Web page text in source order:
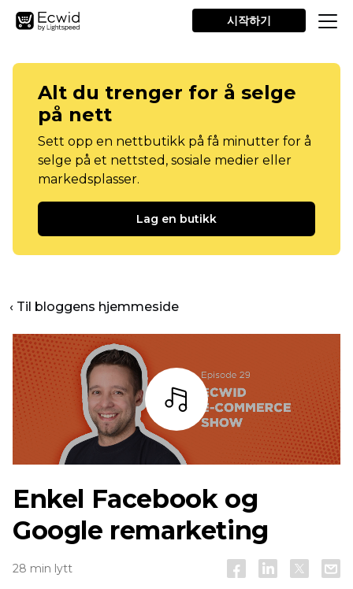
시작하기
Alt du trenger for å selge
på nett
Sett opp en nettbutikk på få minutter for å
selge på et nettsted, sosiale medier eller
markedsplasser.
Lag en butikk
‹ Til bloggens hjemmeside
Lytt
Enkel Facebook og
Google remarketing
28 min lytt